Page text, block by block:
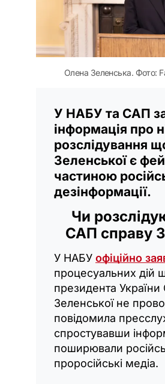
Олена Зеленська. Фото:
У НАБУ та САП
інформація про
розслідування
Зеленської є
частиною
дезінформації.
Чи
САП справу
У НАБУ офіційно
процесуальних дій
президента
Зеленської не
повідомила
спростувавши
поширювали
проросійські медіа.